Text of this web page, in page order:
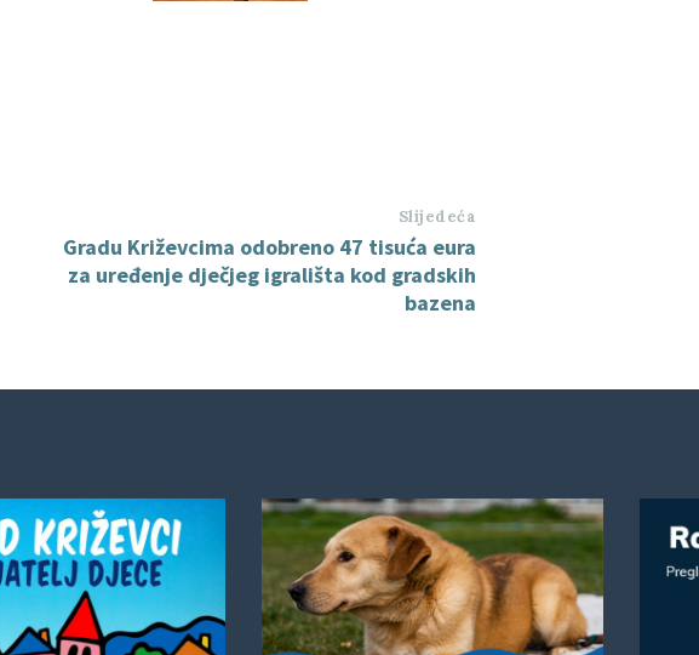
Slijedeća
Gradu Križevcima odobreno 47 tisuća eura
za uređenje dječjeg igrališta kod gradskih
bazena